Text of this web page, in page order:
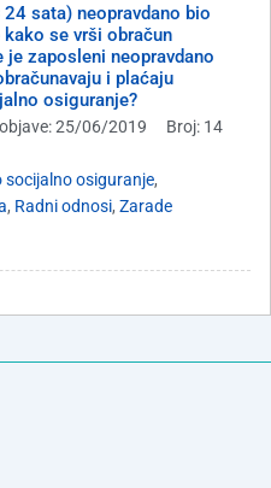
sata) neopravdano bio
se vrši obračun
zaposleni neopravdano
i plaćaju
osiguranje?
25/06/2019
Broj: 14
socijalno osiguranje,
, Radni odnosi, Zarade